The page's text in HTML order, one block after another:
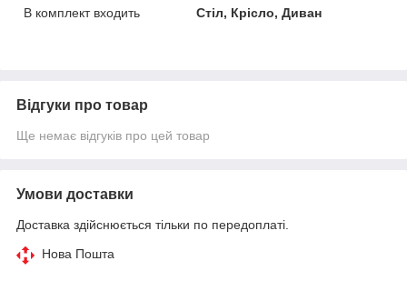
В комплект входить
Стіл, Крісло, Диван
Відгуки про товар
Ще немає відгуків про цей товар
Умови доставки
Доставка здійснюється тільки по передоплаті.
Нова Пошта